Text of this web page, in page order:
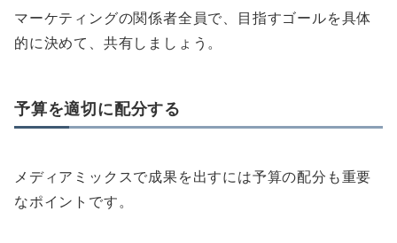
マーケティングの関係者全員で、目指すゴールを具体
的に決めて、共有しましょう。
予算を適切に配分する
メディアミックスで成果を出すには予算の配分も重要
なポイントです。